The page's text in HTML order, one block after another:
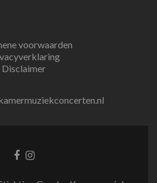
voorwaarden
Disclaimer
Facebook
Instagram